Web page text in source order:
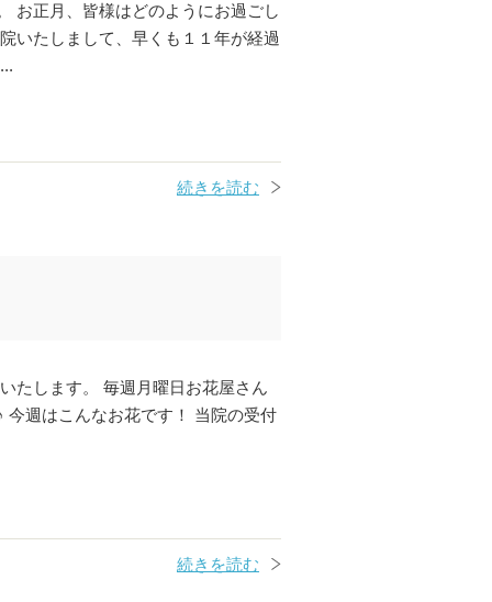
お正月、皆様はどのようにお過ごし
いたしまして、早くも１１年が経過
続きを読む
たします。 毎週月曜日お花屋さん
今週はこんなお花です！ 当院の受付
続きを読む